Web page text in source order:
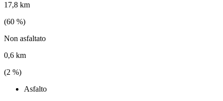
17,8 km
(60 %)
Non asfaltato
0,6 km
(2 %)
Asfalto